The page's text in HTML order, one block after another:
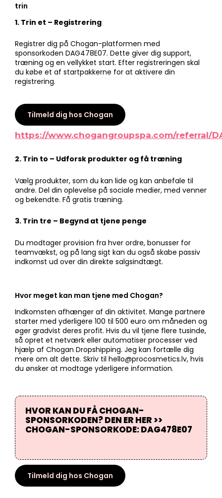
trin
1. Trin et – Registrering
Registrer dig på Chogan-platformen med
sponsorkoden DAG478E07. Dette giver dig support,
træning og en vellykket start. Efter registreringen skal
du købe et af startpakkerne for at aktivere din
registrering.
Tilmeld dig hos Chogan
https://www.chogangroupspa.com/referral/
2. Trin to – Udforsk produkter og få træning
Vælg produkter, som du kan lide og kan anbefale til
andre. Del din oplevelse på sociale medier, med venner
og bekendte. Få gratis træning.
3. Trin tre – Begynd at tjene penge
Du modtager provision fra hver ordre, bonusser for
teamvækst, og på lang sigt kan du også skabe passiv
indkomst ud over din direkte salgsindtægt.
Hvor meget kan man tjene med Chogan?
Indkomsten afhænger af din aktivitet. Mange partnere
starter med yderligere 100 til 500 euro om måneden og
øger gradvist deres profit. Hvis du vil tjene flere tusinde,
så opret et netværk eller automatiser processer ved
hjælp af Chogan Dropshipping. Jeg kan fortælle dig
mere om alt dette. Skriv til hello@procosmetics.lv, hvis
du ønsker at modtage yderligere information.
HVOR KAN DU FÅ CHOGAN-
SPONSORKODEN? DEN ER HER >>
CHOGAN-SPONSORKODE: DAG478E07
Tilmeld dig hos Chogan